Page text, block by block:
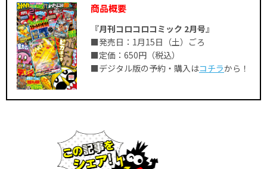
商品概要
『月刊コロコロコミック 2月号』
■発売日：1月15日（土）ごろ
■定価：650円（税込）
■デジタル版の予約・購入はコチラから！